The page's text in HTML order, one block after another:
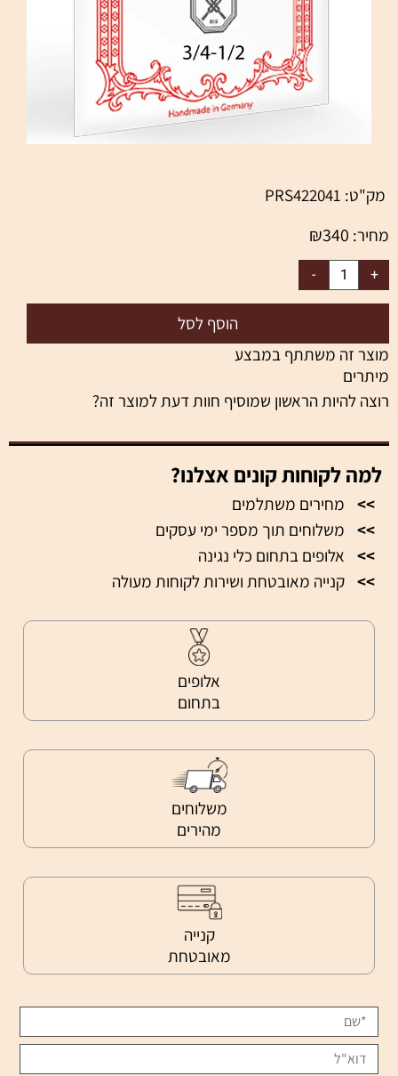
PRS422041
₪340
הוסף לסל
זה משתתף במבצע
להיות הראשון שמוסיף חוות דעת למוצר זה?
לקוחות קונים אצלנו?
מחירים משתלמים
משלוחים תוך מספר ימי עסקים
אלופים בתחום כלי נגינה
קנייה מאובטחת ושירות לקוחות מעולה
אלופים
בתחום
משלוחים
מהירים
מאובטחת